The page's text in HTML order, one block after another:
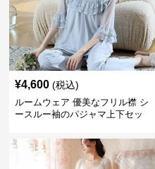
¥4,600 (税込)
ルームウェア 優美なフリル襟 シ
ースルー袖のパジャマ上下セッ